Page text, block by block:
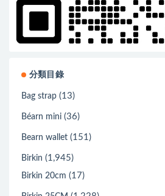
分類目錄
Bag strap (13)
Béarn mini (36)
Bearn wallet (151)
Birkin (1,945)
Birkin 20cm (17)